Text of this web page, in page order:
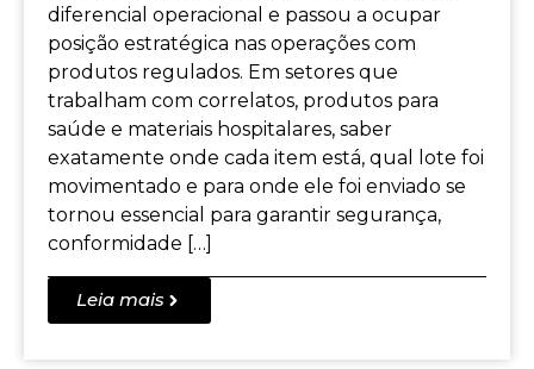
diferencial operacional e passou a ocupar
posição estratégica nas operações com
produtos regulados. Em setores que
trabalham com correlatos, produtos para
saúde e materiais hospitalares, saber
exatamente onde cada item está, qual lote foi
movimentado e para onde ele foi enviado se
tornou essencial para garantir segurança,
conformidade […]
Leia mais